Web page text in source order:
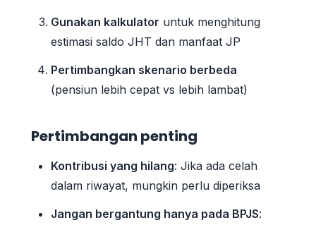
Gunakan kalkulator untuk menghitung
estimasi saldo JHT dan manfaat JP
Pertimbangkan skenario berbeda
(pensiun lebih cepat vs lebih lambat)
Pertimbangan penting
Kontribusi yang hilang: Jika ada celah
dalam riwayat, mungkin perlu diperiksa
Jangan bergantung hanya pada BPJS: